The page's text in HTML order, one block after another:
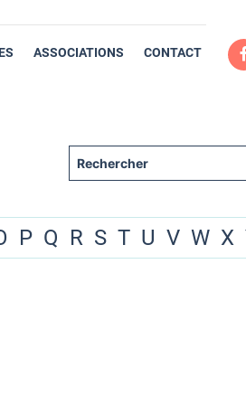
ASSOCIATIONS CONTACT
P Q R S T U V W X